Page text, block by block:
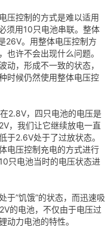
控制的方式是难以适用
须用10只电池串联。整体
26V。用整体电压控制方
也许不会出现什么问题。
动，形成不一致的状态，
时候仍然使用整体电压控
2.8V，四只电池的电压是
，我们让它继续放电一直
于2.6V处于了过放状态。
电压控制充电的方式进行
只电池当时的电压状态进
于”饥饿”的状态，而迅速吸
的电池，不仅由于电压过
动力电池的特性。